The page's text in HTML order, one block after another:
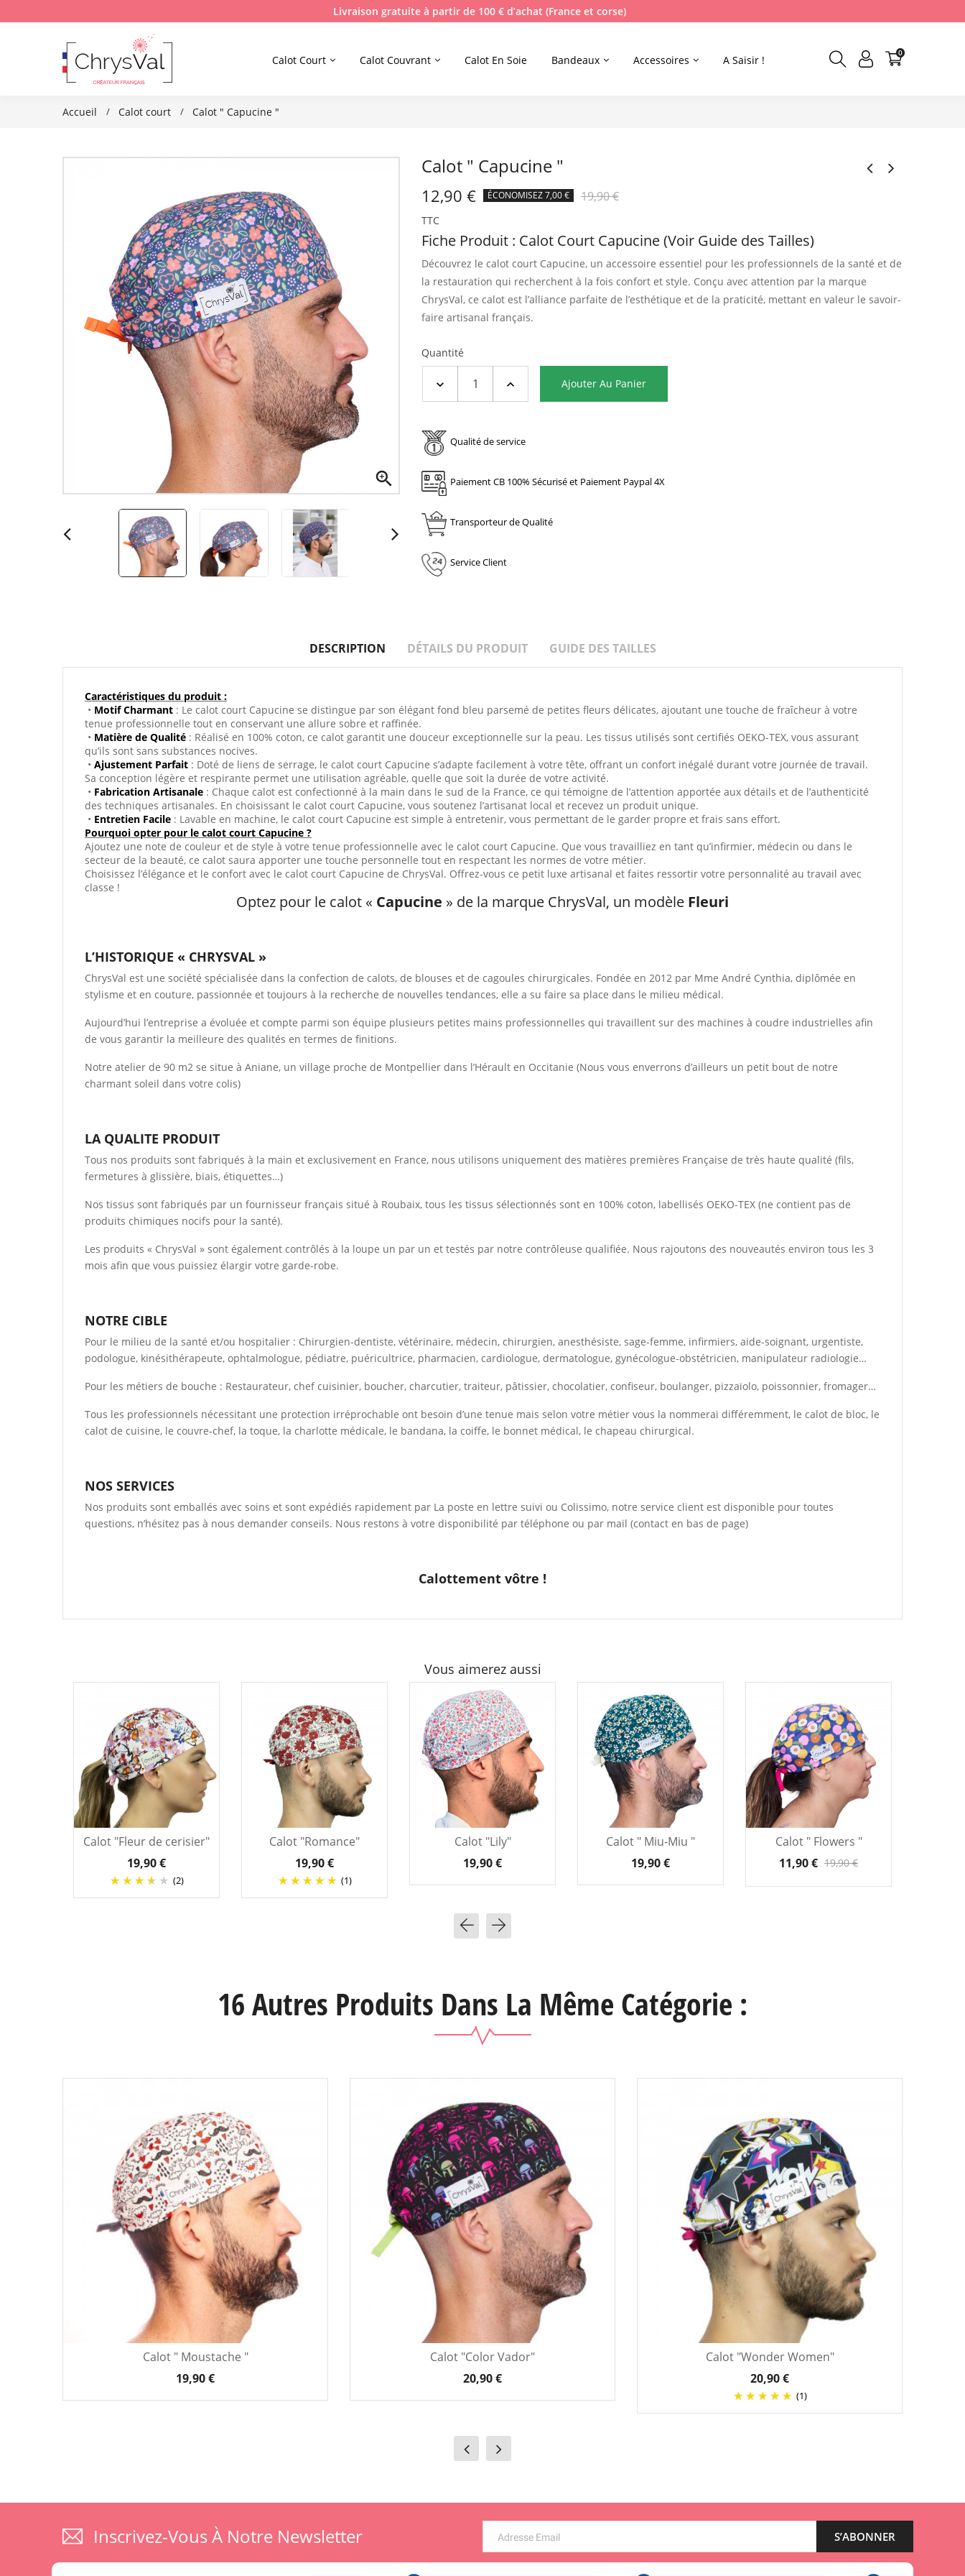
Livraison gratuite à partir de 100 € d’achat (France et corse)
Calot Court Calot Couvrant Calot En Soie Bandeaux Accessoires A Saisir !
0
Accueil Calot court Calot " Capucine "

Calot " Capucine "
12,90 € ÉCONOMISEZ 7,00 € 19,90 €
TTC
Fiche Produit : Calot Court Capucine (Voir Guide des Tailles)
Découvrez le calot court Capucine, un accessoire essentiel pour les professionnels de la santé et de
la restauration qui recherchent à la fois confort et style. Conçu avec attention par la marque
ChrysVal, ce calot est l’alliance parfaite de l’esthétique et de la praticité, mettant en valeur le savoir-
faire artisanal français.
Quantité
Ajouter Au Panier
Qualité de service
Paiement CB 100% Sécurisé et Paiement Paypal 4X
Transporteur de Qualité
Service Client
DESCRIPTION DÉTAILS DU PRODUIT GUIDE DES TAILLES
Caractéristiques du produit :
• Motif Charmant : Le calot court Capucine se distingue par son élégant fond bleu parsemé de petites fleurs délicates, ajoutant une touche de fraîcheur à votre
tenue professionnelle tout en conservant une allure sobre et raffinée.
• Matière de Qualité : Réalisé en 100% coton, ce calot garantit une douceur exceptionnelle sur la peau. Les tissus utilisés sont certifiés OEKO-TEX, vous assurant
qu’ils sont sans substances nocives.
• Ajustement Parfait : Doté de liens de serrage, le calot court Capucine s’adapte facilement à votre tête, offrant un confort inégalé durant votre journée de travail.
Sa conception légère et respirante permet une utilisation agréable, quelle que soit la durée de votre activité.
• Fabrication Artisanale : Chaque calot est confectionné à la main dans le sud de la France, ce qui témoigne de l’attention apportée aux détails et de l’authenticité
des techniques artisanales. En choisissant le calot court Capucine, vous soutenez l’artisanat local et recevez un produit unique.
• Entretien Facile : Lavable en machine, le calot court Capucine est simple à entretenir, vous permettant de le garder propre et frais sans effort.
Pourquoi opter pour le calot court Capucine ?
Ajoutez une note de couleur et de style à votre tenue professionnelle avec le calot court Capucine. Que vous travailliez en tant qu’infirmier, médecin ou dans le
secteur de la beauté, ce calot saura apporter une touche personnelle tout en respectant les normes de votre métier.
Choisissez l’élégance et le confort avec le calot court Capucine de ChrysVal. Offrez-vous ce petit luxe artisanal et faites ressortir votre personnalité au travail avec
classe !
Optez pour le calot « Capucine » de la marque ChrysVal, un modèle Fleuri
L’HISTORIQUE « CHRYSVAL »
ChrysVal est une société spécialisée dans la confection de calots, de blouses et de cagoules chirurgicales. Fondée en 2012 par Mme André Cynthia, diplômée en
stylisme et en couture, passionnée et toujours à la recherche de nouvelles tendances, elle a su faire sa place dans le milieu médical.
Aujourd’hui l’entreprise a évoluée et compte parmi son équipe plusieurs petites mains professionnelles qui travaillent sur des machines à coudre industrielles afin
de vous garantir la meilleure des qualités en termes de finitions.
Notre atelier de 90 m2 se situe à Aniane, un village proche de Montpellier dans l’Hérault en Occitanie (Nous vous enverrons d’ailleurs un petit bout de notre
charmant soleil dans votre colis)
LA QUALITE PRODUIT
Tous nos produits sont fabriqués à la main et exclusivement en France, nous utilisons uniquement des matières premières Française de très haute qualité (fils,
fermetures à glissière, biais, étiquettes…)
Nos tissus sont fabriqués par un fournisseur français situé à Roubaix, tous les tissus sélectionnés sont en 100% coton, labellisés OEKO-TEX (ne contient pas de
produits chimiques nocifs pour la santé).
Les produits « ChrysVal » sont également contrôlés à la loupe un par un et testés par notre contrôleuse qualifiée. Nous rajoutons des nouveautés environ tous les 3
mois afin que vous puissiez élargir votre garde-robe.
NOTRE CIBLE
Pour le milieu de la santé et/ou hospitalier : Chirurgien-dentiste, vétérinaire, médecin, chirurgien, anesthésiste, sage-femme, infirmiers, aide-soignant, urgentiste,
podologue, kinésithérapeute, ophtalmologue, pédiatre, puéricultrice, pharmacien, cardiologue, dermatologue, gynécologue-obstétricien, manipulateur radiologie…
Pour les métiers de bouche : Restaurateur, chef cuisinier, boucher, charcutier, traiteur, pâtissier, chocolatier, confiseur, boulanger, pizzaïolo, poissonnier, fromager…
Tous les professionnels nécessitant une protection irréprochable ont besoin d’une tenue mais selon votre métier vous la nommerai différemment, le calot de bloc, le
calot de cuisine, le couvre-chef, la toque, la charlotte médicale, le bandana, la coiffe, le bonnet médical, le chapeau chirurgical.
NOS SERVICES
Nos produits sont emballés avec soins et sont expédiés rapidement par La poste en lettre suivi ou Colissimo, notre service client est disponible pour toutes
questions, n’hésitez pas à nous demander conseils. Nous restons à votre disponibilité par téléphone ou par mail (contact en bas de page)
Calottement vôtre !
Vous aimerez aussi
Calot "Fleur de cerisier"
19,90 €
(2)
Calot "Romance"
19,90 €
(1)
Calot "Lily"
19,90 €
Calot " Miu-Miu "
19,90 €
Calot " Flowers "
11,90 € 19,90 €
16 Autres Produits Dans La Même Catégorie :
Calot " Moustache "
19,90 €
Calot "Color Vador"
20,90 €
Calot "Wonder Women"
20,90 €
(1)
Inscrivez-Vous À Notre Newsletter